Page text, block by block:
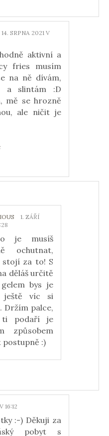
14. SRPNA 2021 V
aktivní a
fries musím
na ně dívám,
a slintám :D
mě se hrozně
ale ničit je
1. ZÁŘÍ
je musíš
ochutnat,
za to! S
děláš určitě
bys je
ještě víc si
Držím palce,
podaří je
způsobem
postupně :)
16:12
:-) Děkuji za
pobyt s